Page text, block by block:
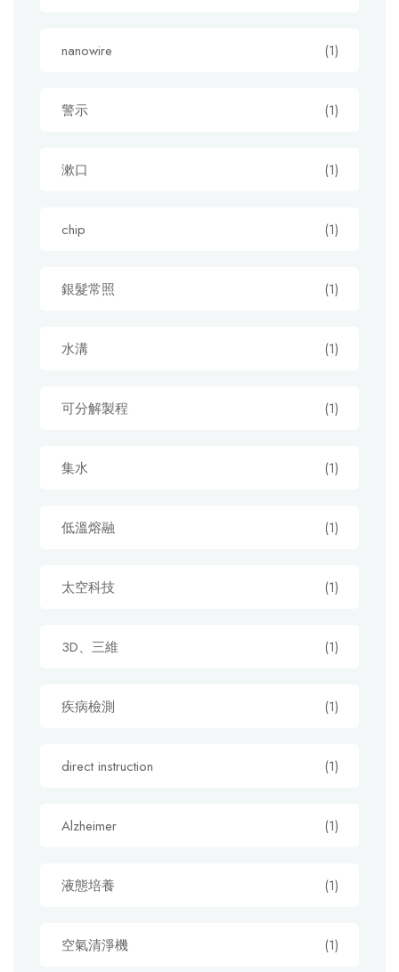
nanowire (1)
警示 (1)
漱口 (1)
chip (1)
銀髮常照 (1)
水溝 (1)
可分解製程 (1)
集水 (1)
低溫熔融 (1)
太空科技 (1)
3D、三維 (1)
疾病檢測 (1)
direct instruction (1)
Alzheimer (1)
液態培養 (1)
空氣清淨機 (1)